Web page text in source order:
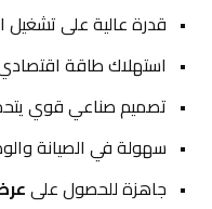
قدرة عالية على تشغيل
استهلاك طاقة اقتصادي
تصميم صناعي قوي
سهولة في الصيانة
جاهزة للحصول على